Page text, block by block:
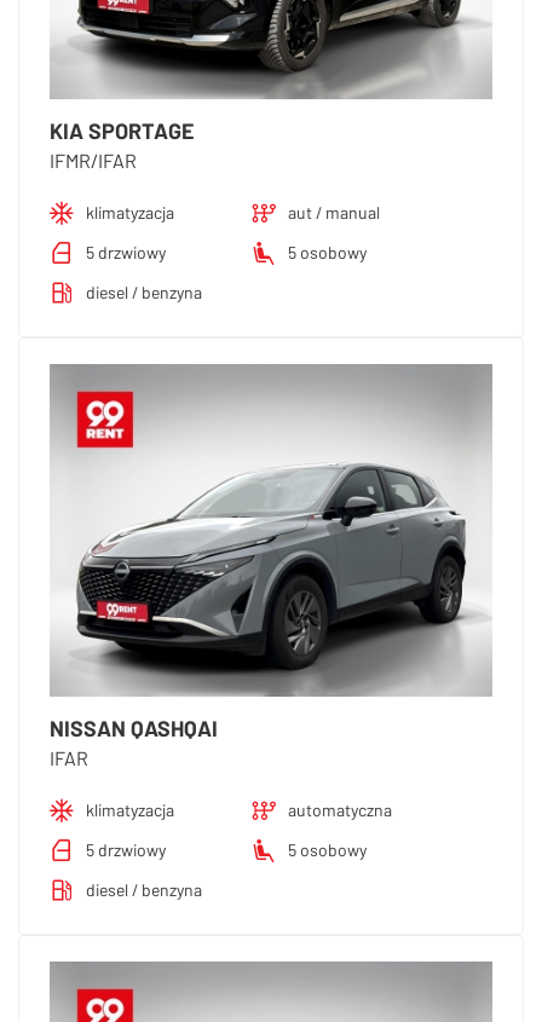
KIA SPORTAGE
IFMR/IFAR
klimatyzacja
aut / manual
5 drzwiowy
5 osobowy
diesel / benzyna
NISSAN QASHQAI
IFAR
klimatyzacja
automatyczna
5 drzwiowy
5 osobowy
diesel / benzyna